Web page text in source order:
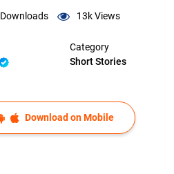
Downloads 13kViews
Category
Short Stories
Download on Mobile